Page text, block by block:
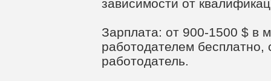
зависимости от
Зарплата: от 900-1500 $ в
работодателем бесплатно,
работодатель.